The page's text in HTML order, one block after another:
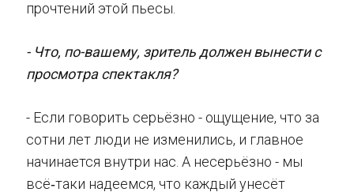
прочтений этой пьесы.
- Что, по-вашему, зритель должен вынести с
просмотра спектакля?
- Если говорить серьёзно - ощущение, что за
сотни лет люди не изменились, и главное
начинается внутри нас. А несерьёзно - мы
всё‑таки надеемся, что каждый унесёт